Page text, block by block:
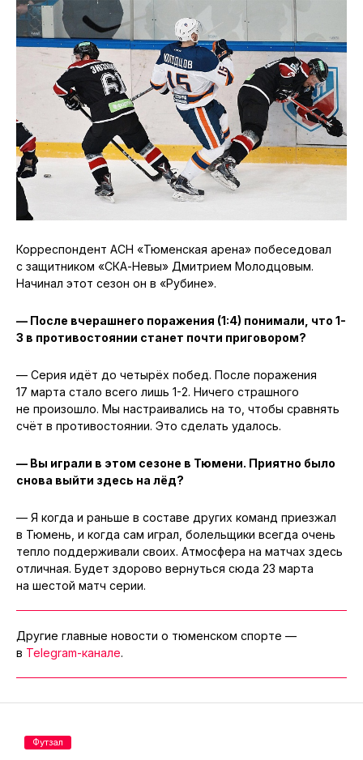
Корреспондент АСН «Тюменская арена» побеседовал
с защитником «СКА-Невы» Дмитрием Молодцовым.
Начинал этот сезон он в «Рубине».
— После вчерашнего поражения (1:4) понимали, что 1-
3 в противостоянии станет почти приговором?
— Серия идёт до четырёх побед. После поражения
17 марта стало всего лишь 1-2. Ничего страшного
не произошло. Мы настраивались на то, чтобы сравнять
счёт в противостоянии. Это сделать удалось.
— Вы играли в этом сезоне в Тюмени. Приятно было
снова выйти здесь на лёд?
— Я когда и раньше в составе других команд приезжал
в Тюмень, и когда сам играл, болельщики всегда очень
тепло поддерживали своих. Атмосфера на матчах здесь
отличная. Будет здорово вернуться сюда 23 марта
на шестой матч серии.
Другие главные новости о тюменском спорте —
в Telegram-канале.
Футзал